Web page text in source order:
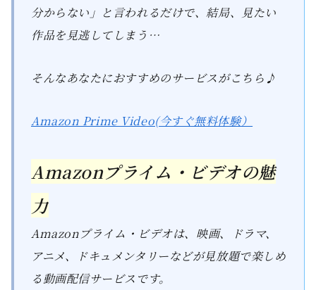
分からない」と言われるだけで、結局、見たい
作品を見逃してしまう…
そんなあなたにおすすめのサービスがこちら♪
Amazon Prime Video(今すぐ無料体験）
Amazonプライム・ビデオの魅
力
Amazonプライム・ビデオは、映画、ドラマ、
アニメ、ドキュメンタリーなどが見放題で楽しめ
る動画配信サービスです。